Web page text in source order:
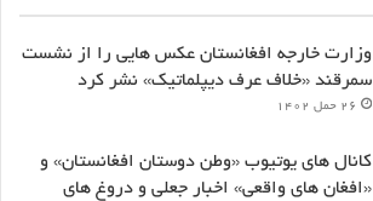
وزارت خارجه افغانستان عکس هایی را از نشست
سمرقند «خلاف عرف دیپلماتیک» نشر کرد
۲۶ حمل ۱۴۰۲
کانال های یوتیوب «وطن دوستان افغانستان» و
«افغان های واقعی» اخبار جعلی و دروغ های